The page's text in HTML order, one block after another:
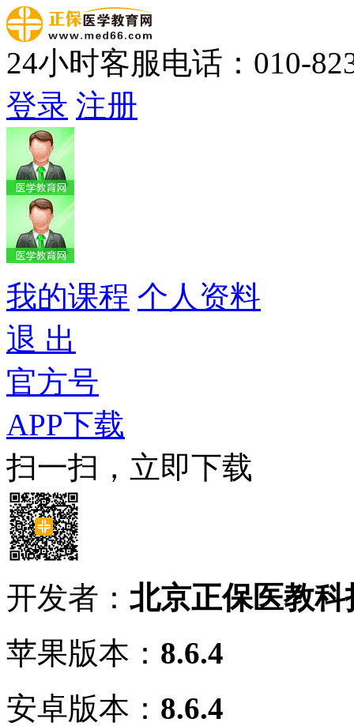
24小时客服电话：010-
登录 注册
我的课程 个人资料
退 出
官方号
APP下载
扫一扫，立即下载
开发者： 北京正保医教
苹果版本： 8.6.4
安卓版本： 8.6.4